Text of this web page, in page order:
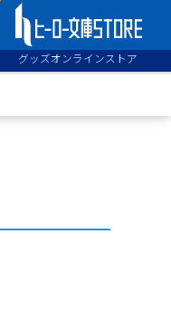
グッズオンラインストア